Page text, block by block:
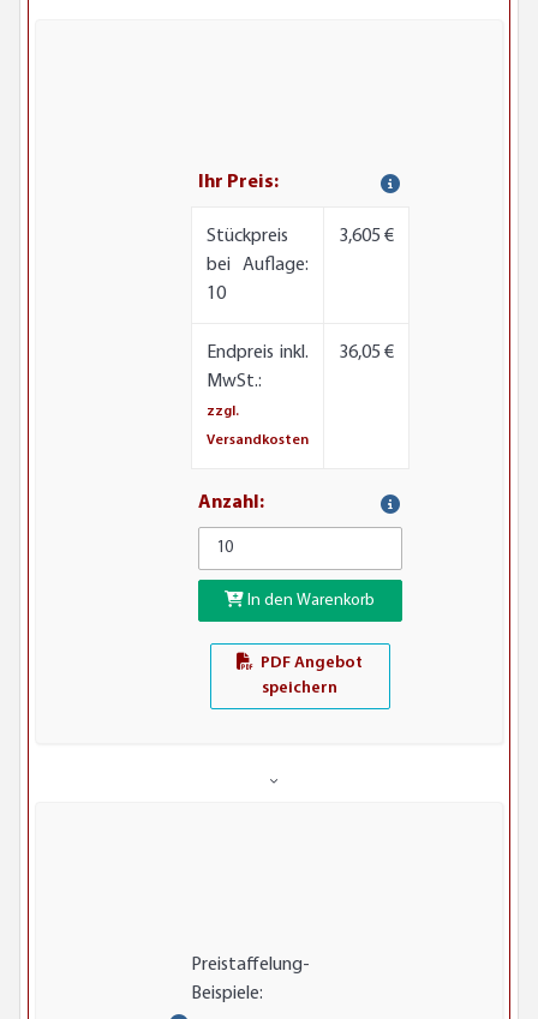
Ihr Preis:
Stückpreis
bei Auflage:
10
3,605 €
Endpreis inkl.
MwSt.:
zzgl.
Versandkosten
36,05 €
Anzahl:
In den Warenkorb
PDF Angebot
speichern
Preistaffelung-
Beispiele: